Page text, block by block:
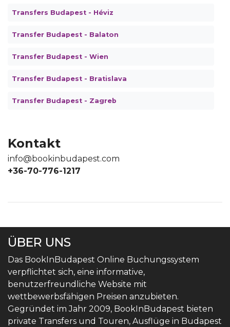
Transfers Budapest - Héviz
Transfer Budapest - Balaton
Transfer Budapest - Wien
Transfer Budapest - Bratislava
Transfer Budapest - Zagreb
Kontakt
info@bookinbudapest.com
+36-70-776-1217
ÜBER UNS
Das BookInBudapest Online Buchungssystem
verpflichtet sich, eine informative,
benutzerfreundliche Website mit
wettbewerbsfähigen Preisen anzubieten.
Gegründet im Jahr 2009, BookInBudapest bieten
private Transfers und Touren, Ausflüge in Budapest